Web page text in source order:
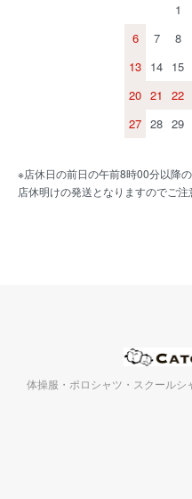
1
6
7 8
13 14 15
20 21 22
27 28 29
※店休日の前日の午前8時00分以降の
店休明けの発送となりますのでご注
体操服・ポロシャツ・スクール